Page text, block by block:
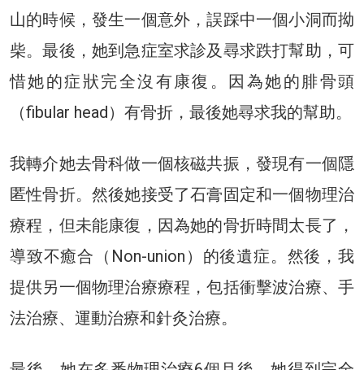
山的時候，發生一個意外，誤踩中一個小洞而拗
柴。最後，她到急症室求診及尋求跌打幫助，可
惜她的症狀完全沒有康復。因為她的腓骨頭
（fibular head）有骨折，最後她尋求我的幫助。
我轉介她去骨科做一個核磁共振，發現有一個隱
匿性骨折。然後她接受了石膏固定和一個物理治
療程，但未能康復，因為她的骨折時間太長了，
導致不癒合（Non-union）的後遺症。然後，我
提供另一個物理治療療程，包括衝擊波治療、手
法治療、運動治療和針灸治療。